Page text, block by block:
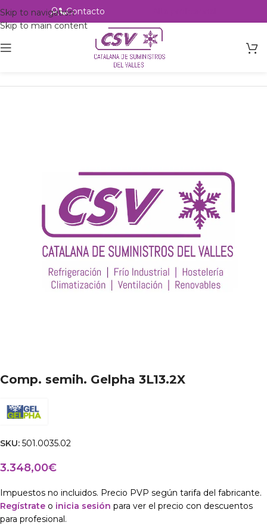
Skip to navigation
Skip to main content
Contacto
csvalles
Comp. semih. Gelpha 3L13.2X
SKU: 501.0035.02
3.348,00€
Impuestos no incluidos. Precio PVP según tarifa del fabricante.
Regístrate o inicia sesión para ver el precio con descuentos
para profesional.